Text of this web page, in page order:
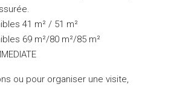
41 m² / 51 m²
69 m²/80 m²/85 m²
ou pour organiser une visite,